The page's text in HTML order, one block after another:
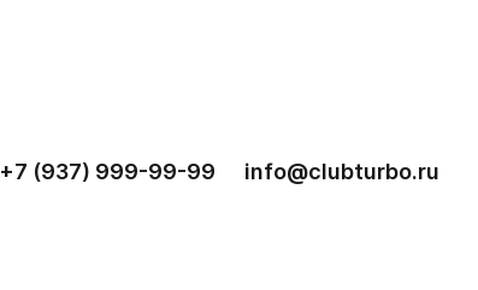
+7 (937) 999-99-99 info@clubturbo.ru